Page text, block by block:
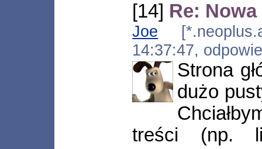
[14] Re:
Joe
14:37:47,
Strona
dużo
treści (np.